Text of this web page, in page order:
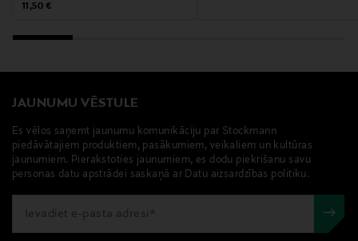
Original Price
11,50 €
JAUNUMU VĒSTULE
Es vēlos saņemt jaunumu komunikāciju par Stockmann
piedāvātajiem produktiem, pasākumiem, veikaliem un kultūras
jaunumiem. Pierakstoties jaunumiem, es dodu piekrišanu savu
personas datu apstrādei saskaņā ar Datu aizsardzības politiku.